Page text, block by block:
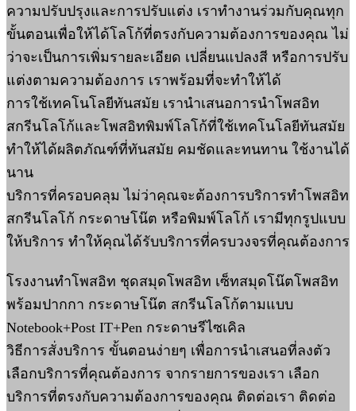
ความปรับปรุงและการปรับแต่ง เราทำงานร่วมกับคุณทุก
ขั้นตอนเพื่อให้ได้โลโก้ที่ตรงกับความต้องการของคุณ ไม่
ว่าจะเป็นการเพิ่มรายละเอียด เปลี่ยนแปลงสี หรือการปรับ
แต่งตามความต้องการ เราพร้อมที่จะทำให้ได้
การใช้เทคโนโลยีทันสมัย เรานำเสนอการนำโพสอิท
สกรีนโลโก้และโพสอิทพิมพ์โลโก้ที่ใช้เทคโนโลยีทันสมัย
ทำให้ได้ผลิตภัณฑ์ที่ทันสมัย คมชัดและทนทาน ใช้งานได้
นาน
บริการที่ครอบคลุม ไม่ว่าคุณจะต้องการบริการทำโพสอิท
สกรีนโลโก้ กระดาษโน๊ต หรือพิมพ์โลโก้ เรามีทุกรูปแบบ
ให้บริการ ทำให้คุณได้รับบริการที่ครบวงจรที่คุณต้องการ
โรงงานทำโพสอิท ชุดสมุดโพสอิท เซ็ทสมุดโน๊ตโพสอิท
พร้อมปากกา กระดาษโน๊ต สกรีนโลโก้ตามแบบ
Notebook+Post IT+Pen กระดาษรีไซเคิล
วิธีการสั่งบริการ ขั้นตอนง่ายๆ เพื่อการนำเสนอที่ลงตัว
เลือกบริการที่คุณต้องการ จากรายการของเรา เลือก
บริการที่ตรงกับความต้องการของคุณ ติดต่อเรา ติดต่อ